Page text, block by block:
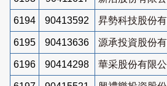
6194 90413592 昇勢科技股份
6195 90413636 源承投資股份
6196 90414298 華采股份有限公